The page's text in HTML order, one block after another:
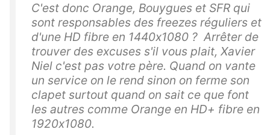
C'est donc Orange, Bouygues et SFR qui
sont responsables des freezes réguliers et
d'une HD fibre en 1440x1080 ? Arrêter de
trouver des excuses s'il vous plait, Xavier
Niel c'est pas votre père. Quand on vante
un service on le rend sinon on ferme son
clapet surtout quand on sait ce que font
les autres comme Orange en HD+ fibre en
1920x1080.